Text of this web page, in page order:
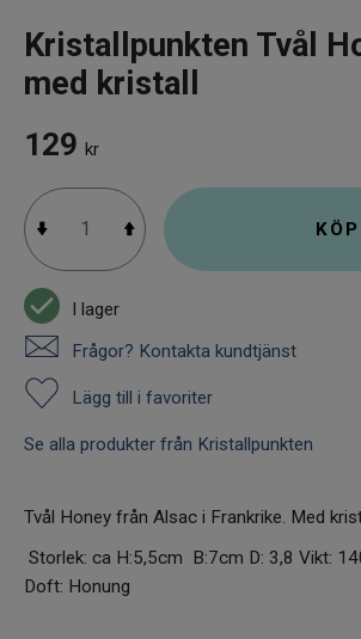
Kristallpunkten Tvål
med kristall
129 kr
KÖP
I lager
Frågor? Kontakta kundtjänst
Lägg till i favoriter
Se alla produkter från Kristallpunkten
Tvål Honey från Alsac i Frankrike. Med
Storlek: ca H:5,5cm B:7cm D: 3,8 Vikt:
Doft: Honung